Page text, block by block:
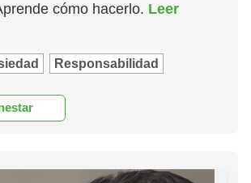
cómo hacerlo. Leer
Responsabilidad